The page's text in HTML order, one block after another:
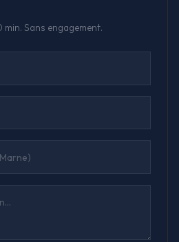
min. Sans engagement.